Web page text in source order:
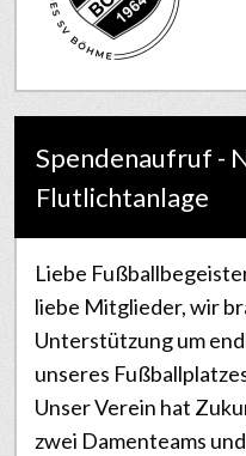
Spendenaufruf -
Flutlichtanlage
Liebe
liebe Mitglieder, wir
Unterstützung um
unseres
Unser Verein hat
zwei Damenteams